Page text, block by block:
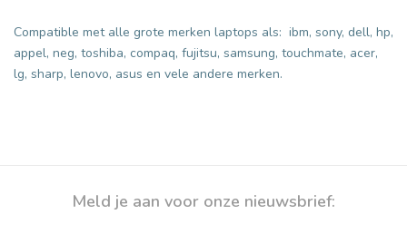
Compatible met alle grote merken laptops als: ibm, sony, dell, hp,
appel, neg, toshiba, compaq, fujitsu, samsung, touchmate, acer,
lg, sharp, lenovo, asus en vele andere merken.
Meld je aan voor onze nieuwsbrief: